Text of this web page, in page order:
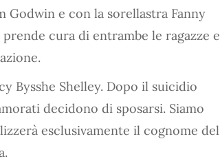
Godwin e con la sorellastra Fanny
cura di entrambe le ragazze e
Bysshe Shelley. Dopo il suicidio
decidono di sposarsi. Siamo
esclusivamente il cognome del